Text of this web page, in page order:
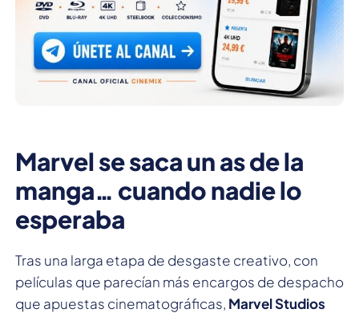
Marvel se saca un as de la
manga… cuando nadie lo
esperaba
Tras una larga etapa de desgaste creativo, con
películas que parecían más encargos de despacho
que apuestas cinematográficas, Marvel Studios